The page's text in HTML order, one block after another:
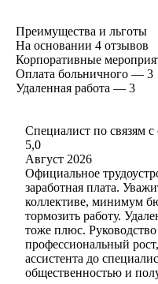
Преимущества и льготы
На основании 4 отзывов
Корпоративные
Оплата больничного — 3
Удаленная работа — 3
Специалист по связям
5,0
Август 2026
Официальное
заработная плата.
коллективе, минимум
тормозить работу.
тоже плюс.
профессиональный
ассистента до
общественностью и